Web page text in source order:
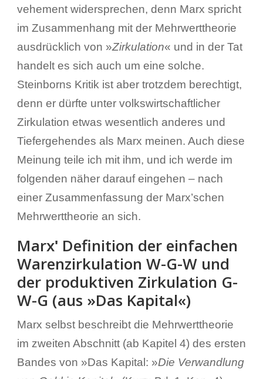
vehement widersprechen, denn Marx spricht
im Zusammenhang mit der Mehrwerttheorie
ausdrücklich von »Zirkulation« und in der Tat
handelt es sich auch um eine solche.
Steinborns Kritik ist aber trotzdem berechtigt,
denn er dürfte unter volkswirtschaftlicher
Zirkulation etwas wesentlich anderes und
Tiefergehendes als Marx meinen. Auch diese
Meinung teile ich mit ihm, und ich werde im
folgenden näher darauf eingehen – nach
einer Zusammenfassung der Marx’schen
Mehrwerttheorie an sich.
Marxʹ Definition der einfachen
Warenzirkulation W-G-W und
der produktiven Zirkulation G-
W-G (aus »Das Kapital«)
Marx selbst beschreibt die Mehrwerttheorie
im zweiten Abschnitt (ab Kapitel 4) des ersten
Bandes von »Das Kapital: »Die Verwandlung